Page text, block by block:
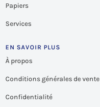
Papiers
Services
EN SAVOIR PLUS
À propos
Conditions générales de vente
Confidentialité